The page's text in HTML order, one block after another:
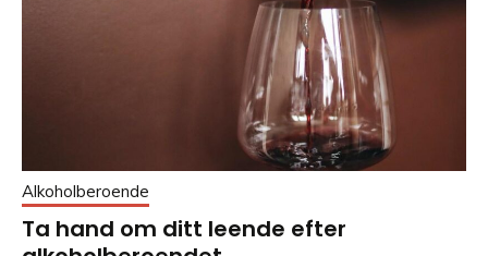
Alkoholberoende
Ta hand om ditt leende efter